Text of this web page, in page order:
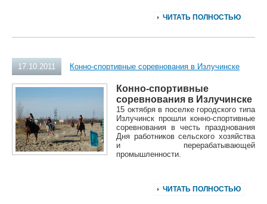
ЧИТАТЬ ПОЛНОСТЬЮ
17.10.2011 Конно-спортивные соревнования в Излучинске
Конно-спортивные
соревнования в Излучинске
15 октября в поселке городского типа
Излучинск прошли конно-спортивные
соревнования в честь празднования
Дня работников сельского хозяйства
и перерабатывающей
промышленности.
ЧИТАТЬ ПОЛНОСТЬЮ